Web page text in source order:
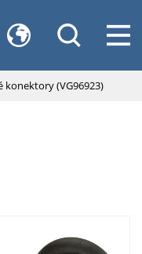
konektory (VG96923)